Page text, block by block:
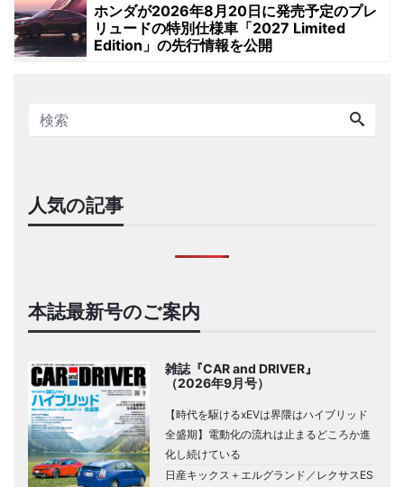
ホンダが2026年8月20日に発売予定のプレ
リュードの特別仕様車「2027 Limited
Edition」の先行情報を公開
人気の記事
本誌最新号のご案内
雑誌『CAR and DRIVER』
（2026年9月号）
【時代を駆けるxEVは界隈はハイブリッド
全盛期】電動化の流れは止まるどころか進
化し続けている
日産キックス＋エルグランド／レクサスES